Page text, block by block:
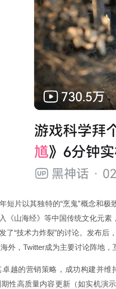
短片以其独特的“烹鬼”概念和
《山海经》等中国传统文化元
了“技术力炸裂”的讨论。发布后
外，Twitter成为主要讨论阵地，
卓越的营销策略，成功构建并维
期性高质量内容更新（如实机